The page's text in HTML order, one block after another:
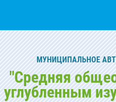
МУНИЦИПАЛЬНОЕ
"Средняя
углубленным